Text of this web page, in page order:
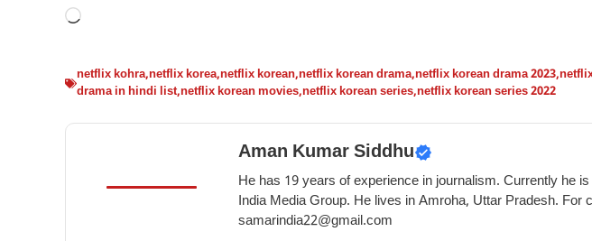
Loading…
netflix kohra,netflix korea,netflix korean,netflix korean drama,netflix korean drama 2023,
drama in hindi list,netflix korean movies,netflix korean series,netflix korean series 2022
Aman Kumar Siddhu
He has 19 years of experience in journalism. Currently he
India Media Group. He lives in Amroha, Uttar Pradesh. For
samarindia22@gmail.com